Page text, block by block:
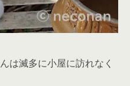
は滅多に小屋に訪れなく